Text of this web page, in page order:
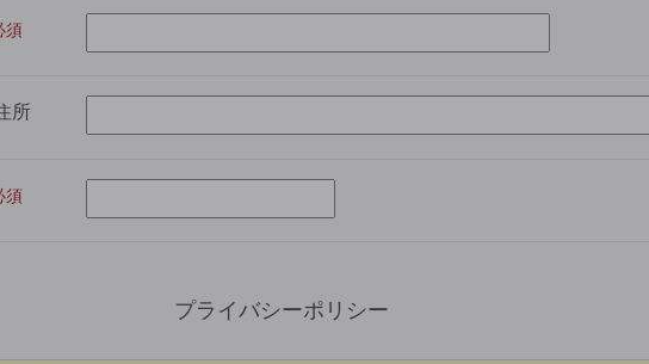
所
プライバシーポリシー